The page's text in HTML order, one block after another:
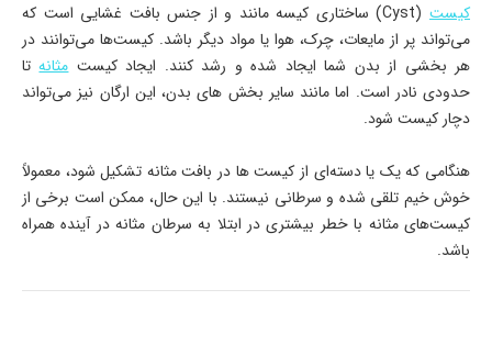
کیست
(Cyst) ساختاری کیسه مانند و از جنس بافت غشایی است که
می‌تواند پر از مایعات، چرک، هوا یا مواد دیگر باشد. کیست‌ها می‌توانند در
هر بخشی از بدن شما ایجاد شده و رشد کنند. ایجاد کیستمثانهتا
حدودی نادر است. اما مانند سایر بخش های بدن، این ارگان نیز می‌تواند
دچار کیست شود.
هنگامی که یک یا دسته‌ای از کیست ها در بافت مثانه تشکیل شود، معمولاً
خوش خیم تلقی شده و سرطانی نیستند. با این حال، ممکن است برخی از
کیست‌های مثانه با خطر بیشتری در ابتلا به سرطان مثانه در آینده همراه
باشد.